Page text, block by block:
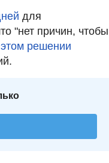
для
"нет причин, чтобы
решении